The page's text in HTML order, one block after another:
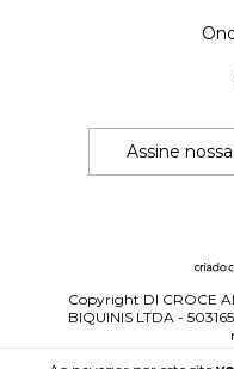
Copyright DI CROCE
BIQUINIS LTDA -